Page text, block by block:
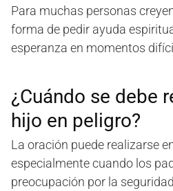
Para muchas personas
forma de pedir ayuda
esperanza en momentos
¿Cuándo se debe
hijo en peligro?
La oración puede realizarse
especialmente cuando los
preocupación por la